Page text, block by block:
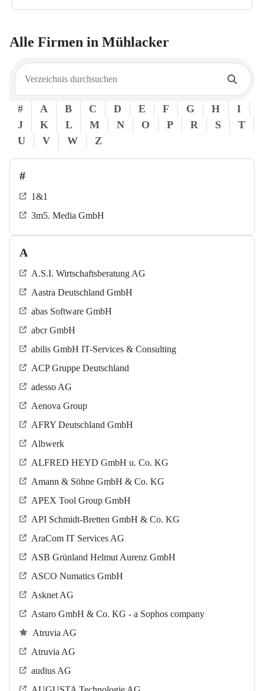
Alle Firmen in Mühlacker
# A B C D E F G H
I
J
K L M N O P R S
T
U
V W Z
#
1&1
3m5. Media GmbH
A
A.S.I. Wirtschaftsberatung AG
Aastra Deutschland GmbH
abas Software GmbH
abcr GmbH
abilis GmbH IT-Services & Consulting
ACP Gruppe Deutschland
adesso AG
Aenova Group
AFRY Deutschland GmbH
Albwerk
ALFRED HEYD GmbH u. Co. KG
Amann & Söhne GmbH & Co. KG
APEX Tool Group GmbH
API Schmidt-Bretten GmbH & Co. KG
AraCom IT Services AG
ASB Grün­land Helmut Au­renz GmbH
ASCO Numatics GmbH
Asknet AG
Astaro GmbH & Co. KG - a Sophos company
Atruvia AG
Atruvia AG
audius AG